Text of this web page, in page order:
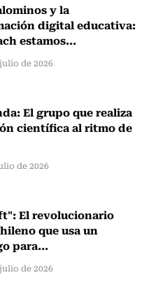
y la
digital educativa:
estamos...
de 2026
El grupo que realiza
científica al ritmo de
de 2026
El revolucionario
que usa un
para...
de 2026